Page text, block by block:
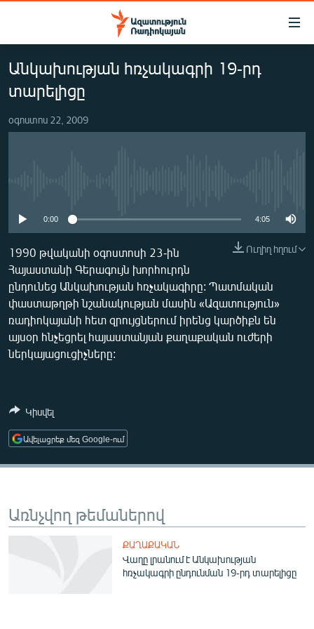
Մատչելիության
հիմնական
բովանդակությանը
հիմնական
մենյուին
ԱԶԱՏՈՒԹՅՈՒՆ TV
ՀԱՅԱՍՏԱՆ
ՔԱՂԱՔԱԿԱՆ
ՏՆՏԵՍՈՒԹՅՈՒՆ
ՂԱՐԱԲԱՂ
ՊԱՏԵՐԱԶՄԻ 6 ՇԱԲԱԹՆԵՐԸ
ՏԱՐԱԾԱՇՐՋԱՆ
ՄԻՋԱԶԳԱՅԻՆ
ՄՇԱԿՈՒՅԹ
ՄԵԿՆԱԲԱՆՈՒԹՅՈՒՆ
ՏՏ ԵՒ ԻՆՏԵՐՆԵՏ
ԲԱՆԱՎԵՃ
ՁԳՏԵԼՈՎ ԼԱՎԱԳՈՒՅՆԻՆ
Անկախության հռչակագրի 19-րդ
տարելիցը
օգոստոս 22, 2009
0:00 4:05
Ուղիղ հղում
1990 թվականի օգոստոսի 23-ին
Հայաստանի Գերագույն խորհուրդն
ընդունեց Անկախության հռչակագիրը: Պատմական
փաստաթղթի նշանակության մասին «Ազատություն»
ռադիոկայանի հետ զրույցներում իրենց կարծիքն են
այսօր հնչեցրել հայաստանյան քաղաքական ուժերի
ներկայացուցիչները:
Կիսվել
Ավելացրեք մեզ Google-ում
Առնչվող թեմաներով
ՔԱՂԱՔԱԿԱՆ
Վաղը լրանում է Անկախության
հռչակագրի ընդունման 19-րդ տարելիցը